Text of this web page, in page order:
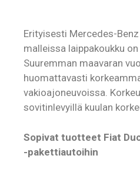
Erityisesti Mercedes-
malleissa laippakoukku
Suuremman maavaran
huomattavasti
vakioajoneuvoissa.
sovitinlevyillä kuulan
Sopivat tuotteet Fiat
-pakettiautoihin